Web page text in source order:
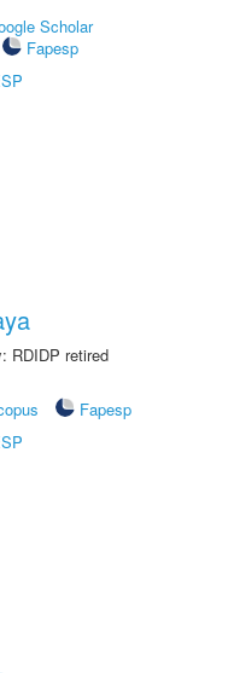
Scholar
Fapesp
RDIDP retired
Fapesp